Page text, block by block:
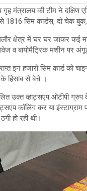
गृह मंत्रालय की टीम ने दक्षिण
सिम कार्डस, दो चेक बुक,
क्षेत्र में घर घर जाकर
व बायोमैट्रिक मशीन पर
इन हजारों सिम कार्ड को
हिसाब से बेचे ।
उक्त व्हाट्सएप ओटीपी
कॉलिंग कर या
हो रही थी।